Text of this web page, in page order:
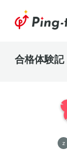
合格体験記
z